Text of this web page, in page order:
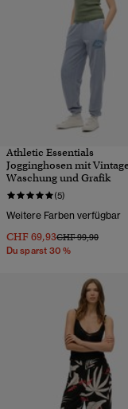
Athletic Essentials
Jogginghosen mit
Waschung und Grafik
(5)
Weitere Farben verfügbar
CHF 69,93Preis wurde
CHF 99,90bis
Du sparst 30 %